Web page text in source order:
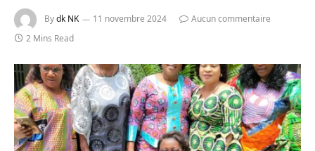
Bydk NK 11 novembre 2024
Aucun commentaire
2 Mins Read